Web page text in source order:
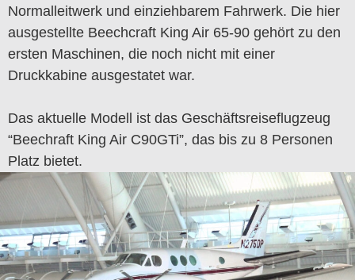
Normalleitwerk und einziehbarem Fahrwerk. Die hier
ausgestellte Beechcraft King Air 65-90 gehört zu den
ersten Maschinen, die noch nicht mit einer
Druckkabine ausgestatet war.
Das aktuelle Modell ist das Geschäftsreiseflugzeug
“Beechraft King Air C90GTi”, das bis zu 8 Personen
Platz bietet.